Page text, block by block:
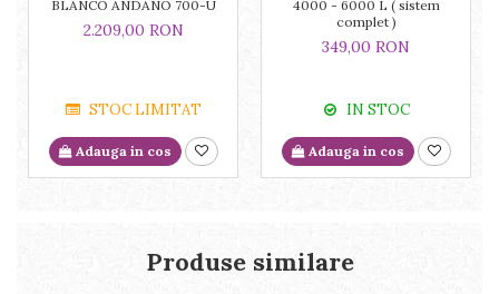
BLANCO ANDANO 700-U
2.209,00 RON
STOC LIMITAT
Adauga in cos
4000 - 6000 L ( sistem
complet )
349,00 RON
IN STOC
Adauga in cos
Produse similare